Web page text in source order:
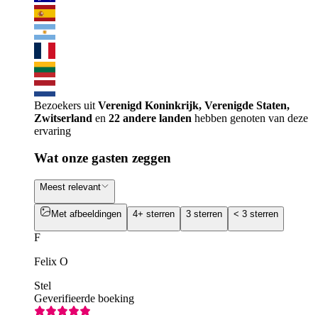
Bezoekers uit Verenigd Koninkrijk, Verenigde Staten,
Zwitserland en 22 andere landen hebben genoten van deze
ervaring
Wat onze gasten zeggen
Meest relevant
Met afbeeldingen 4+ sterren 3 sterren < 3 sterren
F
Felix O
Stel
Geverifieerde boeking